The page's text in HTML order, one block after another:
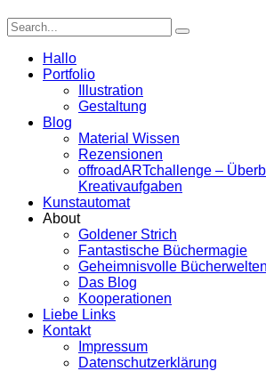
Hallo
Portfolio
Illustration
Gestaltung
Blog
Material Wissen
Rezensionen
offroadARTchallenge –
Kreativaufgaben
Kunstautomat
About
Goldener Strich
Fantastische Büchermagie
Geheimnisvolle Bücherwelten
Das Blog
Kooperationen
Liebe Links
Kontakt
Impressum
Datenschutzerklärung